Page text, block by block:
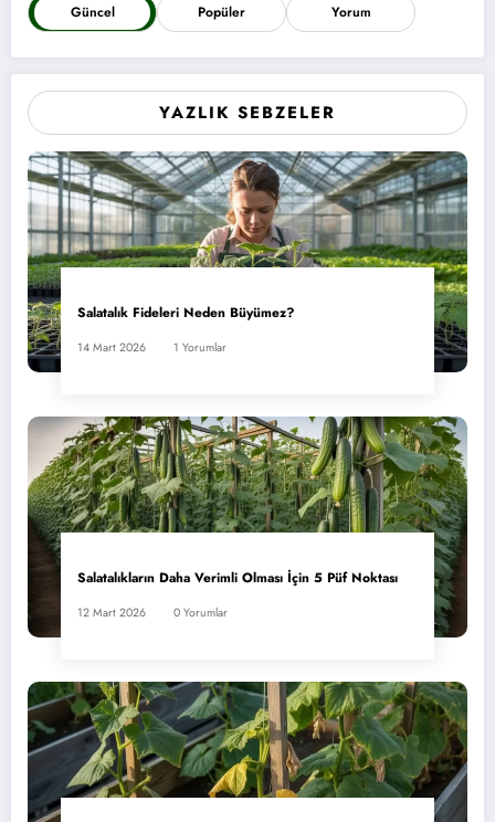
Güncel Popüler Yorum
YAZLIK SEBZELER
Salatalık Fideleri Neden Büyümez?
14 Mart 2026 1 Yorumlar
Salatalıkların Daha Verimli Olması İçin 5 Püf Noktası
12 Mart 2026 0 Yorumlar